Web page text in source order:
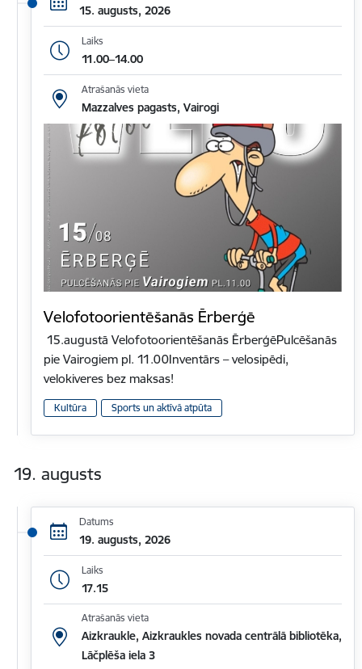
15. augusts, 2026
Laiks
11.00–14.00
Atrašanās vieta
Mazzalves pagasts, Vairogi
Velofotoorientēšanās Ērberģē
15.augustā Velofotoorientēšanās ĒrberģēPulcēšanās
pie Vairogiem pl. 11.00Inventārs – velosipēdi,
velokiveres bez maksas!
Kultūra Sports un aktīvā atpūta
19. augusts
Datums
19. augusts, 2026
Laiks
17.15
Atrašanās vieta
Aizkraukle, Aizkraukles novada centrālā bibliotēka,
Lāčplēša iela 3